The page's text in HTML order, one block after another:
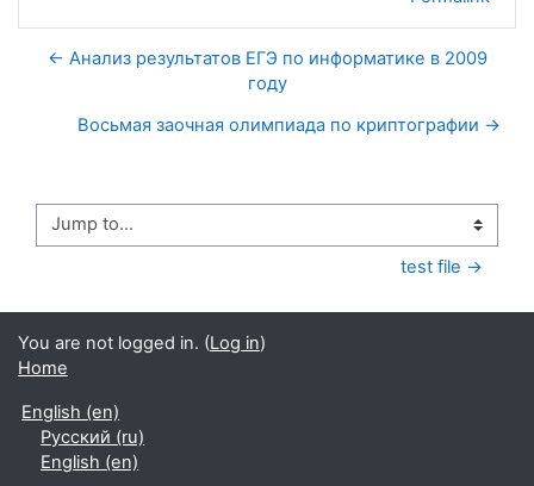
← Анализ результатов ЕГЭ по информатике в 2009
году
Восьмая заочная олимпиада по криптографии →
Jump to...
test file →
You are not logged in. (Log in)
Home
English ‎(en)‎
Русский ‎(ru)‎
English ‎(en)‎